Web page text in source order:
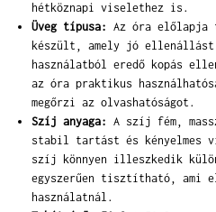
hétköznapi viselethez is.
Üveg típusa: Az óra előlapja
készült, amely jó ellenállást
használatból eredő kopás
az óra praktikus
megőrzi az olvashatóságot.
Szíj anyaga: A szíj fém,
stabil tartást és kényelmes
szíj könnyen illeszkedik
egyszerűen tisztítható, ami
használatnál.